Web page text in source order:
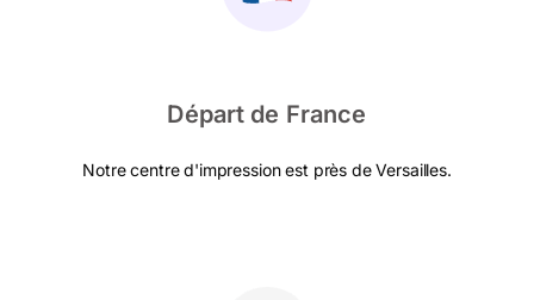
Départ de France
Notre centre d'impression est près de Versailles.